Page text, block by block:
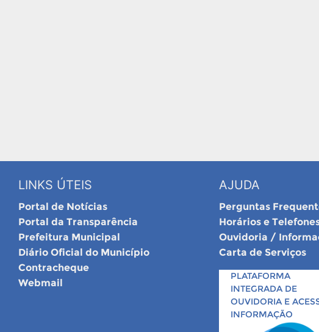
LINKS ÚTEIS
Portal de Notícias
Portal da Transparência
Prefeitura Municipal
Diário Oficial do Município
Contracheque
Webmail
AJUDA
Perguntas
Horários e
Ouvidoria /
Carta de Serviços
PLATAFORMA
INTEGRADA DE
OUVIDORIA E
INFORMAÇÃO